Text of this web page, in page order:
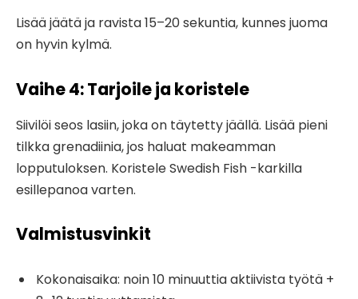
Lisää jäätä ja ravista 15–20 sekuntia, kunnes juoma
on hyvin kylmä.
Vaihe 4: Tarjoile ja koristele
Siivilöi seos lasiin, joka on täytetty jäällä. Lisää pieni
tilkka grenadiinia, jos haluat makeamman
lopputuloksen. Koristele Swedish Fish -karkilla
esillepanoa varten.
Valmistusvinkit
Kokonaisaika: noin 10 minuuttia aktiivista työtä +